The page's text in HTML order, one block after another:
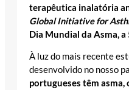
terapêutica inalatória
Global Initiative for
Dia Mundial da Asma, a
À luz do mais recente
desenvolvido no nosso
portugueses têm asma,